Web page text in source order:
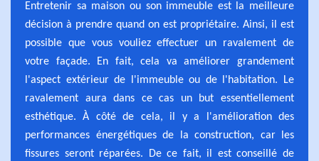
Entretenir sa maison ou son immeuble est la meilleure
décision à prendre quand on est propriétaire. Ainsi, il est
possible que vous vouliez effectuer un ravalement de
votre façade. En fait, cela va améliorer grandement
l'aspect extérieur de l'immeuble ou de l'habitation. Le
ravalement aura dans ce cas un but essentiellement
esthétique. À côté de cela, il y a l'amélioration des
performances énergétiques de la construction, car les
fissures seront réparées. De ce fait, il est conseillé de